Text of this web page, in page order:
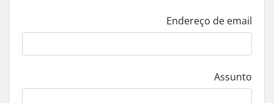
Endereço de email
Assunto